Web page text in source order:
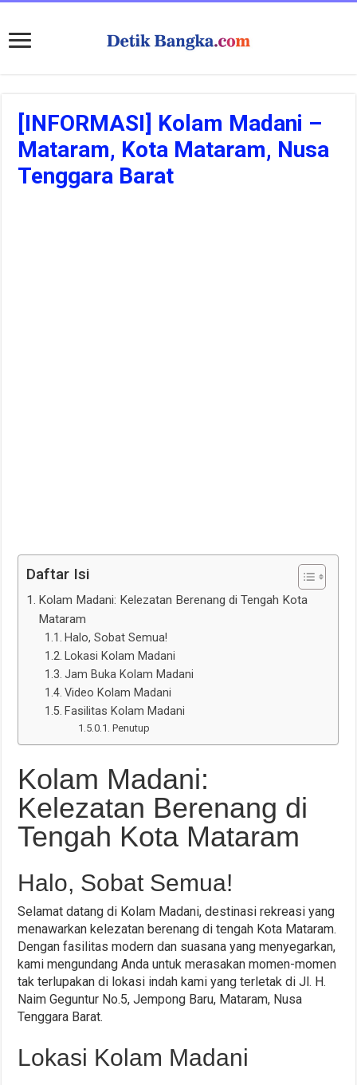
[INFORMASI] Kolam Madani –
Mataram, Kota Mataram, Nusa
Tenggara Barat
Daftar Isi
Kolam Madani: Kelezatan Berenang di Tengah Kota
Mataram
Halo, Sobat Semua!
Lokasi Kolam Madani
Jam Buka Kolam Madani
Video Kolam Madani
Fasilitas Kolam Madani
Penutup
Kolam Madani:
Kelezatan Berenang di
Tengah Kota Mataram
Halo, Sobat Semua!
Selamat datang di Kolam Madani, destinasi rekreasi yang
menawarkan kelezatan berenang di tengah Kota Mataram.
Dengan fasilitas modern dan suasana yang menyegarkan,
kami mengundang Anda untuk merasakan momen-momen
tak terlupakan di lokasi indah kami yang terletak di Jl. H.
Naim Geguntur No.5, Jempong Baru, Mataram, Nusa
Tenggara Barat.
Lokasi Kolam Madani